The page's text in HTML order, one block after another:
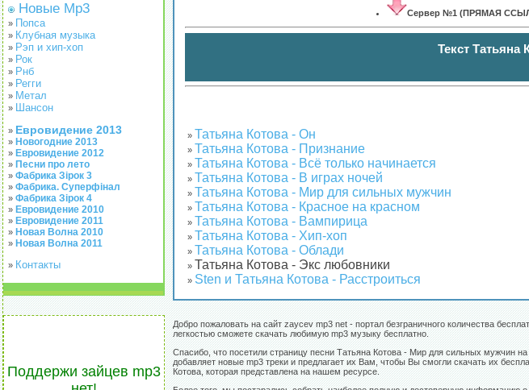
Новые Mp3
» Попса
» Клубная музыка
» Рэп и хип-хоп
» Рок
» Рнб
» Регги
» Метал
» Шансон
» Евровидение 2013
» Новогодние 2013
» Евровидение 2012
» Песни про лето
» Фабрика Зірок 3
» Фабрика. Суперфінал
» Фабрика Зірок 4
» Евровидение 2010
» Евровидение 2011
» Новая Волна 2010
» Новая Волна 2011
» Контакты
Поддержи зайцев mp3
Сервер №1 (ПРЯМАЯ
Текст
» Татьяна Котова - Он
» Татьяна Котова - Признание
» Татьяна Котова - Всё только начинается
» Татьяна Котова - В играх ночей
» Татьяна Котова - Мир для сильных мужчин
» Татьяна Котова - Красное на красном
» Татьяна Котова - Вампирица
» Татьяна Котова - Хип-хоп
» Татьяна Котова - Облади
» Татьяна Котова - Экс любовники
» Sten и Татьяна Котова - Расстроиться
Добро пожаловать на сайт zaycev mp3 net - портал безграничного количества
легкостью сможете скачать любимую mp3 музыку бесплатно.
Спасибо, что посетили страницу песни Татьяна Котова - Мир для сильных мужчин
добавляет новые mp3 треки и предлагает их Вам, чтобы Вы смогли скачать их
Котова, которая представлена на нашем ресурсе.